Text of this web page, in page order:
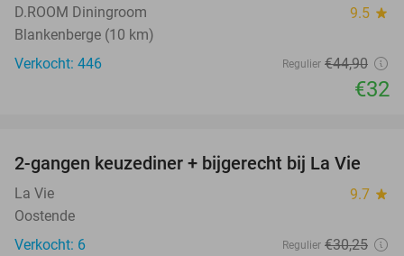
D.ROOM Diningroom 9.5 star
Blankenberge (10 km)
Verkocht: 446
Regulier €44,90
€32
37%
NEW
TODAY
2-gangen keuzediner + bijgerecht bij La Vie
La Vie 9.7 star
Oostende
Verkocht: 6
Regulier €30,25